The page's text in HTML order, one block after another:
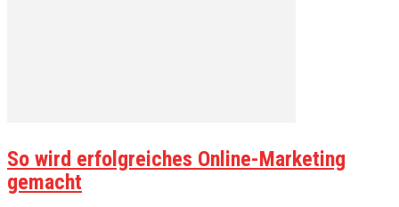
So wird erfolgreiches Online-Marketing
gemacht